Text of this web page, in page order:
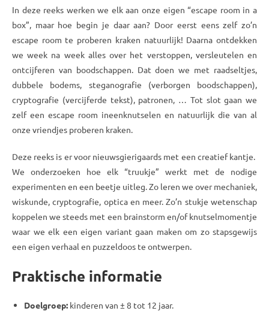
In deze reeks werken we elk aan onze eigen “escape room in a
box”, maar hoe begin je daar aan? Door eerst eens zelf zo’n
escape room te proberen kraken natuurlijk! Daarna ontdekken
we week na week alles over het verstoppen, versleutelen en
ontcijferen van boodschappen. Dat doen we met raadseltjes,
dubbele bodems, steganografie (verborgen boodschappen),
cryptografie (vercijferde tekst), patronen, … Tot slot gaan we
zelf een escape room ineenknutselen en natuurlijk die van al
onze vriendjes proberen kraken.
Deze reeks is er voor nieuwsgierigaards met een creatief kantje.
We onderzoeken hoe elk “truukje” werkt met de nodige
experimenten en een beetje uitleg. Zo leren we over mechaniek,
wiskunde, cryptografie, optica en meer. Zo’n stukje wetenschap
koppelen we steeds met een brainstorm en/of knutselmomentje
waar we elk een eigen variant gaan maken om zo stapsgewijs
een eigen verhaal en puzzeldoos te ontwerpen.
Praktische informatie
Doelgroep: kinderen van ± 8 tot 12 jaar.